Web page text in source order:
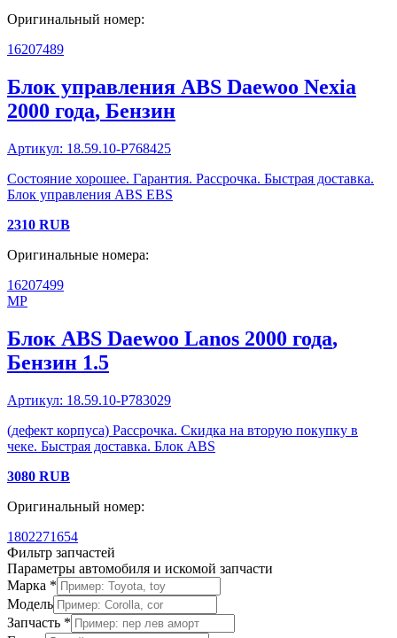
Оригинальный номер:
16207489
Блок управления ABS Daewoo Nexia
2000 года, Бензин
Артикул: 18.59.10-P768425
Состояние хорошее. Гарантия. Рассрочка. Быстрая доставка.
Блок управления ABS EBS
2310 RUB
Оригинальные номера:
16207499
MP
Блок ABS Daewoo Lanos 2000 года,
Бензин 1.5
Артикул: 18.59.10-P783029
(дефект корпуса) Рассрочка. Скидка на вторую покупку в
чеке. Быстрая доставка. Блок ABS
3080 RUB
Оригинальный номер:
1802271654
Фильтр запчастей
Параметры автомобиля и искомой запчасти
Марка *
Модель
Запчасть *